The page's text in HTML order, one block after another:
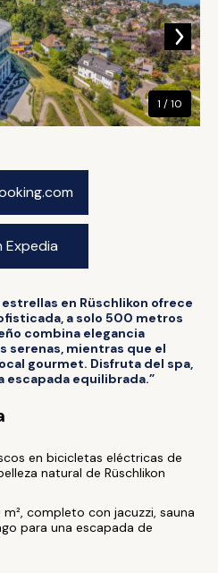
Expedia
1 / 10
en Rüschlikon ofrece
a solo 500 metros
combina elegancia
serenas, mientras que el
gourmet. Disfruta del spa,
escapada equilibrada.”
en bicicletas eléctricas de
natural de Rüschlikon
completo con jacuzzi, sauna
para una escapada de